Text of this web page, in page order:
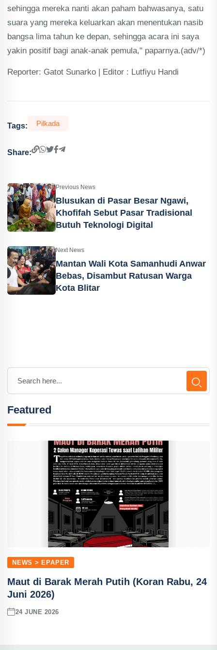
sehingga mereka nanti akan paham bahwasanya, satu
suara yang mereka keluarkan akan menentukan nasib
bangsa lima tahun ke depan, sehingga acara ini saya
yakin positif bagi anak-anak pemula," paparnya.(adv/*)
Reporter: Gatot Sunarko | Editor : Lutfiyu Handi
Tags: Pilkada
Share:
Previous News
Blusukan di Pasar Besar Ngawi,
Khofifah Sebut Pasar Tradisional
Butuh Teknologi Digital
Next News
Mantan Wali Kota Samanhudi Anwar
Bebas, Disambut Ratusan Warga
Kota Blitar
Featured
NEWS > EPAPER
Maut di Barak Merah Putih (Koran Rabu, 24
Juni 2026)
24 JUNE 2026